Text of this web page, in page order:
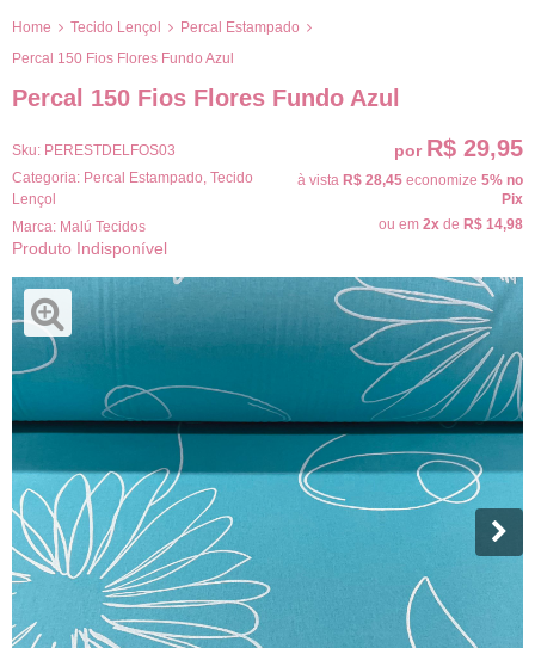
Home Tecido Lençol
Percal Estampado
Percal 150 Fios Flores Fundo Azul
Percal 150 Fios Flores Fundo Azul
Sku: PERESTDELFOS03
Categoria: Percal Estampado Tecido
Lençol
Marca: Malú Tecidos
Produto Indisponível
por R$ 29,95
à vista R$ 28,45 economize 5% no
Pix
ou em 2x de R$ 14,98